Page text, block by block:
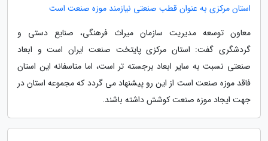
استان مرکزی به عنوان قطب صنعتی نیازمند موزه صنعت است
معاون توسعه مدیریت سازمان میراث فرهنگی، صنایع دستی و
گردشگری گفت: استان مرکزی پایتخت صنعت ایران است و ابعاد
صنعتی نسبت به سایر ابعاد برجسته تر است، اما متاسفانه این استان
فاقد موزه صنعت است از این رو پیشنهاد می گردد که مجموعه استان در
جهت ایجاد موزه صنعت کوشش داشته باشند.